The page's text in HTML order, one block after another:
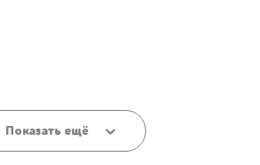
Показать ещё